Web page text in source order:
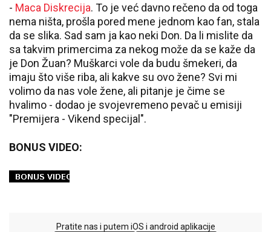
- Maca Diskrecija. To je već davno rečeno da od toga
nema ništa, prošla pored mene jednom kao fan, stala
da se slika. Sad sam ja kao neki Don. Da li mislite da
sa takvim primercima za nekog može da se kaže da
je Don Žuan? Muškarci vole da budu šmekeri, da
imaju što više riba, ali kakve su ovo žene? Svi mi
volimo da nas vole žene, ali pitanje je čime se
hvalimo - dodao je svojevremeno pevač u emisiji
"Premijera - Vikend specijal".
BONUS VIDEO:
Pratite nas i putem iOS i android aplikacije